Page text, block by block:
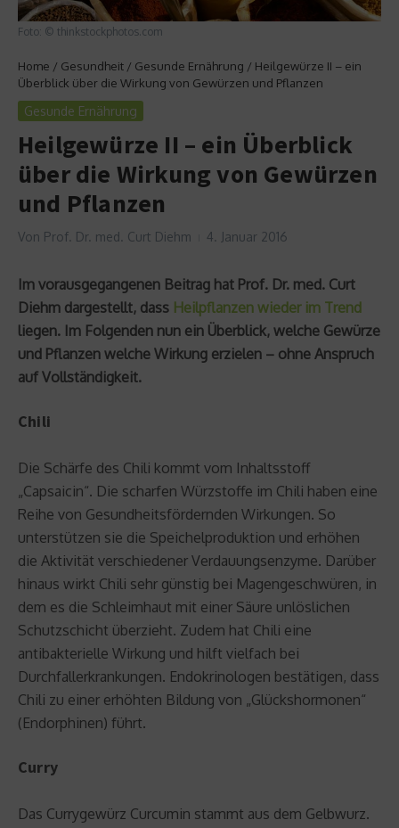
Foto: © thinkstockphotos.com
Home / Gesundheit / Gesunde Ernährung / Heilgewürze II – ein
Überblick über die Wirkung von Gewürzen und Pflanzen
Gesunde Ernährung
Heilgewürze II – ein Überblick
über die Wirkung von Gewürzen
und Pflanzen
Von Prof. Dr. med. Curt Diehm 4. Januar 2016
Im vorausgegangenen Beitrag hat Prof. Dr. med. Curt
Diehm dargestellt, dass Heilpflanzen wieder im Trend
liegen. Im Folgenden nun ein Überblick, welche Gewürze
und Pflanzen welche Wirkung erzielen – ohne Anspruch
auf Vollständigkeit.
Chili
Die Schärfe des Chili kommt vom Inhaltsstoff
„Capsaicin“. Die scharfen Würzstoffe im Chili haben eine
Reihe von Gesundheitsfördernden Wirkungen. So
unterstützen sie die Speichelproduktion und erhöhen
die Aktivität verschiedener Verdauungsenzyme. Darüber
hinaus wirkt Chili sehr günstig bei Magengeschwüren, in
dem es die Schleimhaut mit einer Säure unlöslichen
Schutzschicht überzieht. Zudem hat Chili eine
antibakterielle Wirkung und hilft vielfach bei
Durchfallerkrankungen. Endokrinologen bestätigen, dass
Chili zu einer erhöhten Bildung von „Glückshormonen“
(Endorphinen) führt.
Curry
Das Currygewürz Curcumin stammt aus dem Gelbwurz.